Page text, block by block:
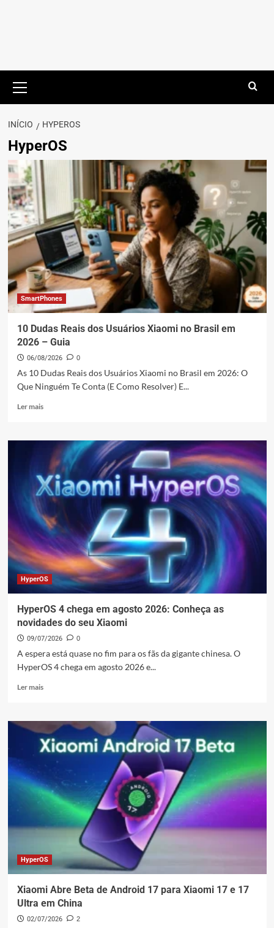
principal
INÍCIO HYPEROS
HyperOS
SmartPhones
10 Dudas Reais dos Usuários Xiaomi no Brasil em
2026 – Guia
06/08/2026 0
As 10 Dudas Reais dos Usuários Xiaomi no Brasil em 2026: O
Que Ninguém Te Conta (E Como Resolver) E...
Ler maisLeia
10
Dudas
Reais
dos
Usuários
Xiaomi
Brasil
em
2026
–
Guia
HyperOS
HyperOS 4 chega em agosto 2026: Conheça as
novidades do seu Xiaomi
09/07/2026 0
A espera está quase no fim para os fãs da gigante chinesa. O
HyperOS 4 chega em agosto 2026 e...
Ler maisLeia
HyperOS
4
chega
em
2026:
Conheça
as
novidades
do
HyperOS
Xiaomi Abre Beta de Android 17 para Xiaomi 17 e 17
Ultra em China
02/07/2026 2